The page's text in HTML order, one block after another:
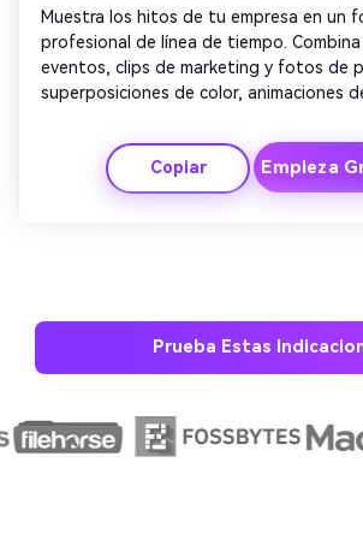
Muestra los hitos de tu empresa en un
profesional de línea de tiempo.
eventos, clips de marketing y fotos de
superposiciones de color, animaciones
'Creciendo juntos desde 2010.' Ideal
y reels sociales.Copiar Empieza
Prueba Estas